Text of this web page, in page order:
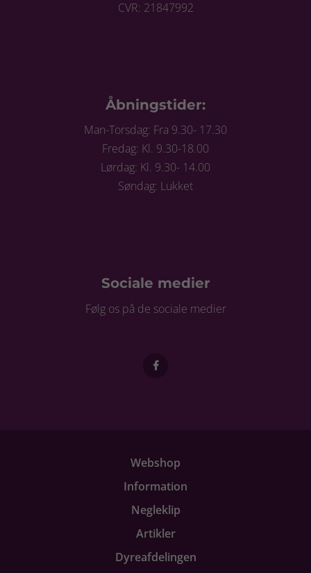
CVR: 21847992
Åbningstider:
Man-Torsdag: Fra 9.30- 17.30
Fredag: Kl. 9.30-18.00
Lørdag: Kl. 9.30- 14.00
Søndag: Lukket
Sociale medier
Følg os på de sociale medier
Webshop
Information
Negleklip
Artikler
Dyreafdelingen